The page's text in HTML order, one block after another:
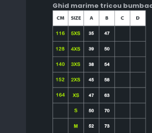
Ghid marime tricou